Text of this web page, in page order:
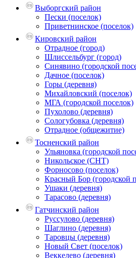
Выборгский район
Пески (поселок)
Приветнинское (поселок)
Кировский район
Отрадное (город)
Шлиссельбург (город)
Синявино (городской
Дачное (поселок)
Горы (деревня)
Михайловский (поселок)
МГА (городской поселок)
Пухолово (деревня)
Сологубовка (деревня)
Отрадное (общежитие)
Тосненский район
Ульяновка (городской
Никольское (СНТ)
Форносово (поселок)
Красный Бор (городской
Ушаки (деревня)
Тарасово (деревня)
Гатчинский район
Руссулово (деревня)
Шаглино (деревня)
Таровцы (деревня)
Новый Свет (поселок)
Веккелево (деревня)